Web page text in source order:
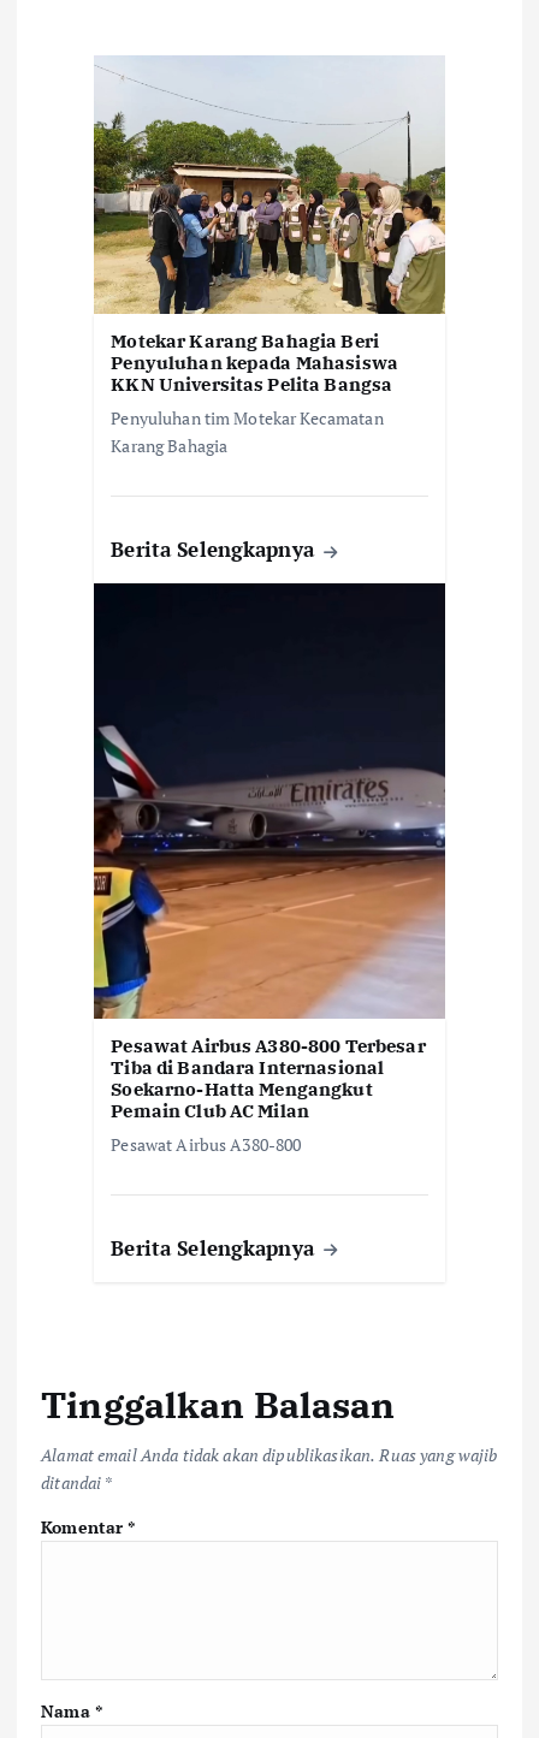
Motekar Karang Bahagia Beri
Penyuluhan kepada Mahasiswa
KKN Universitas Pelita Bangsa
Penyuluhan tim Motekar Kecamatan
Karang Bahagia
Berita Selengkapnya
Pesawat Airbus A380-800 Terbesar
Tiba di Bandara Internasional
Soekarno-Hatta Mengangkut
Pemain Club AC Milan
Pesawat Airbus A380-800
Berita Selengkapnya
Tinggalkan Balasan
Alamat email Anda tidak akan dipublikasikan. Ruas yang wajib
ditandai *
Komentar*
Nama *